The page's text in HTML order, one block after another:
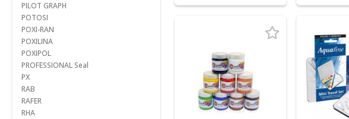
PILOT GRAPH
POTOSI
POXI-RAN
POXILINA
POXIPOL
PROFESSIONAL Seal
PX
RAB
RAFER
RHA